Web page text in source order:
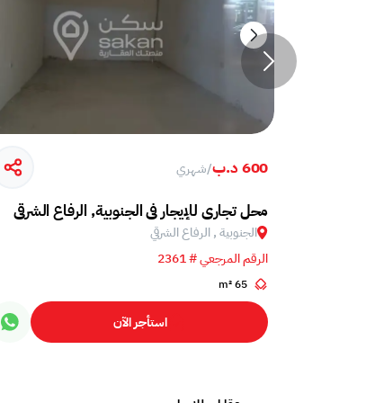
600 د.ب /شهري
محل تجاري للإيجار في الجنوبية, الرفاع الشرقي
الجنوبية , الرفاع الشرقي
الرقم المرجعي # 2361
65 m²
استأجر الآن